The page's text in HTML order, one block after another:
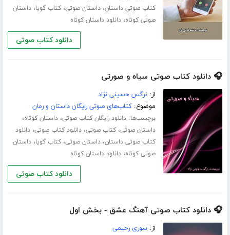
کتاب صوتی داستان،داستان صوتی،کتاب گویا،داستان
صوتی کوتاه،دانلود داستان کوتاه
دانلود کتاب صوتی
🎧 دانلود کتاب صوتی سیاه و صورتی
از:نرگس حسینی نژاد
موضوع:کتاب‌های صوتی رایگان داستان و رمان
برچسب‌ها:دانلود رایگان کتاب صوتی،داستان کوتاه،
داستان صوتی،کتاب صوتی،دانلود کتاب صوتی،دانلود
کتاب صوتی داستان،داستان صوتی،کتاب گویا،داستان
صوتی کوتاه،دانلود داستان کوتاه
دانلود کتاب صوتی
🎧 دانلود کتاب صوتی آهنگ عشق - بخش اول
از:سوری رحیمی